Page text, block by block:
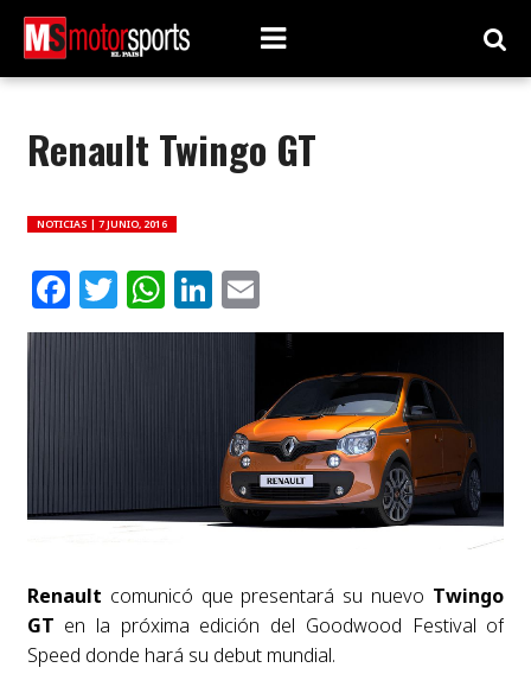
Renault Twingo GT
NOTICIAS | 7 JUNIO, 2016
Facebook
Twitter
WhatsApp
LinkedIn
Email
Renault comunicó que presentará su nuevo Twingo
GT en la próxima edición del Goodwood Festival of
Speed donde hará su debut mundial.